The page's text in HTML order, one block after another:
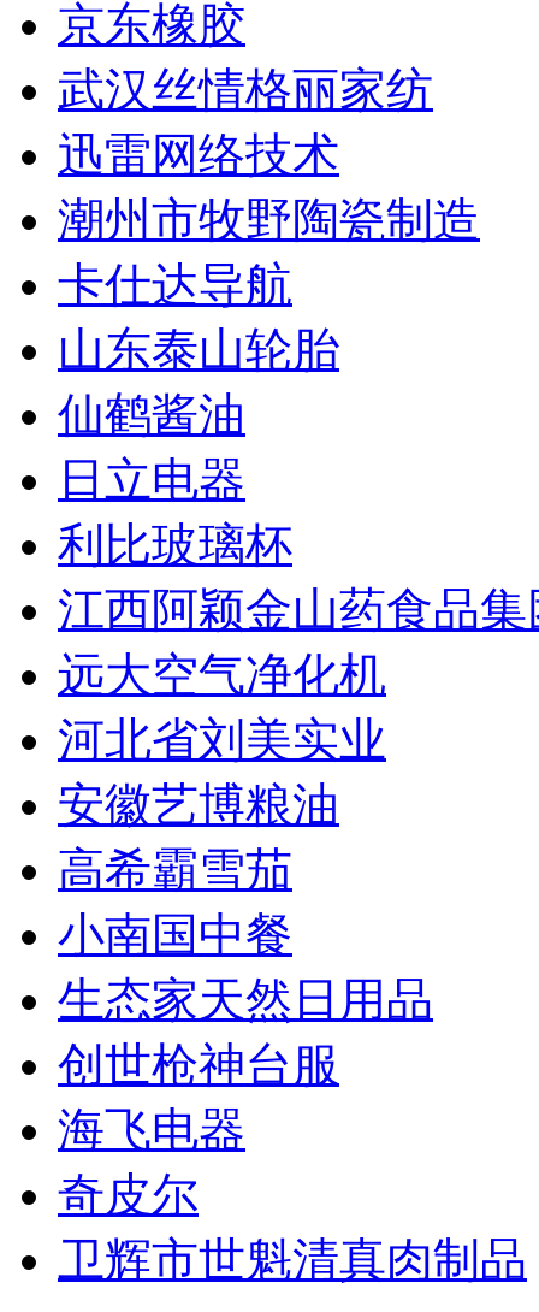
京东橡胶
武汉丝情格丽家纺
迅雷网络技术
潮州市牧野陶瓷制造
卡仕达导航
山东泰山轮胎
仙鹤酱油
日立电器
利比玻璃杯
江西阿颖金山药食品集
远大空气净化机
河北省刘美实业
安徽艺博粮油
高希霸雪茄
小南国中餐
生态家天然日用品
创世枪神台服
海飞电器
奇皮尔
卫辉市世魁清真肉制品